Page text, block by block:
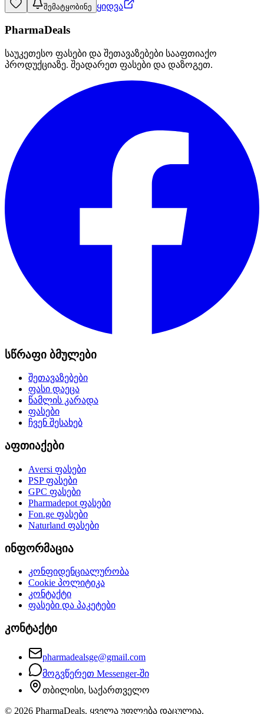
შემატყობინე ყიდვა
PharmaDeals
საუკეთესო ფასები და შეთავაზებები სააფთიაქო
პროდუქციაზე. შეადარეთ ფასები და დაზოგეთ.
სწრაფი ბმულები
შეთავაზებები
ფასი დაეცა
წამლის კარადა
ფასები
ჩვენ შესახებ
აფთიაქები
Aversi ფასები
PSPფასები
GPC ფასები
Pharmadepot ფასები
Fon.ge ფასები
Naturland ფასები
ინფორმაცია
კონფიდენციალურობა
Cookie პოლიტიკა
კონტაქტი
ფასები და პაკეტები
კონტაქტი
pharmadealsge@gmail.com
მოგვწერეთ Messenger-ში
თბილისი, საქართველო
© 2026 PharmaDeals. ყველა უფლება დაცულია.